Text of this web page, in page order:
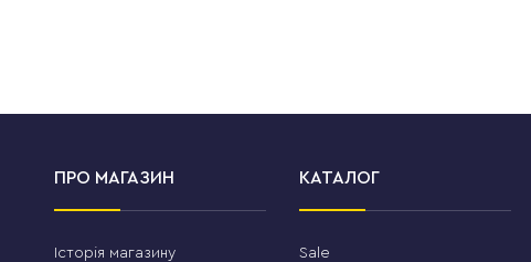
ПРО МАГАЗИН
Історія магазину
КАТАЛОГ
Sale